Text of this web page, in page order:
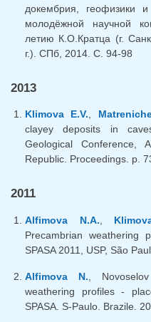
докембрия, геофизики
молодёжной научной
летию К.О.Кратца (г.
г.). СПб, 2014. С. 94-98
2013
Klimova E.V.,
clayey deposits in
Geological Conference,
Republic. Proceedings. p.
2011
Alfimova N.A.
Precambrian
SPASA 2011, USP, São
Alfimova N. ,
weathering profiles -
SPASA. S-Paulo. Brazile.